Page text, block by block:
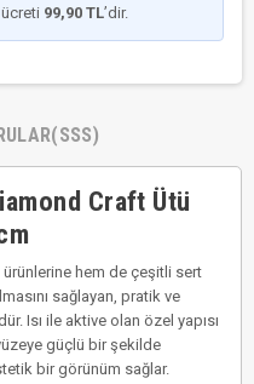
99,90 TL’dir.
Craft Ütü
hem de çeşitli sert
sağlayan, pratik ve
Isı ile aktive olan özel yapısı
güçlü bir şekilde
bir görünüm sağlar.